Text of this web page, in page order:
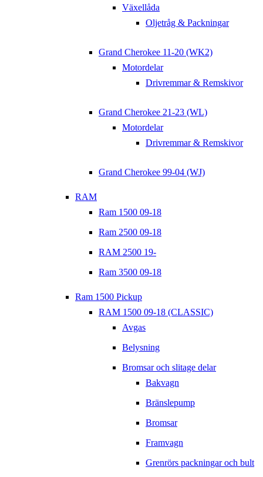
Växellåda
Oljetråg & Packningar
Grand Cherokee 11-20 (WK2)
Motordelar
Drivremmar & Remskivor
Grand Cherokee 21-23 (WL)
Motordelar
Drivremmar & Remskivor
Grand Cherokee 99-04 (WJ)
RAM
Ram 1500 09-18
Ram 2500 09-18
RAM 2500 19-
Ram 3500 09-18
Ram 1500 Pickup
RAM 1500 09-18 (CLASSIC)
Avgas
Belysning
Bromsar och slitage delar
Bakvagn
Bränslepump
Bromsar
Framvagn
Grenrörs packningar och bult